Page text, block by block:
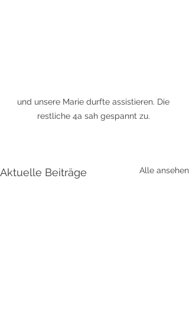
und unsere Marie durfte assistieren. Die
restliche 4a sah gespannt zu.
Aktuelle Beiträge Alle ansehen